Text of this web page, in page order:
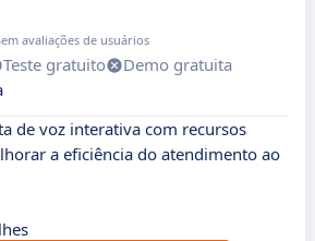
avaliações de usuários
Teste gratuito
Demo gratuita
de voz interativa com recursos
a eficiência do atendimento ao